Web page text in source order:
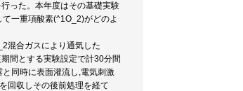
った。本年度はその基礎実験
一重項酸素(^1O_2)がどのよ
混合ガスにより通気した
間とする実験設定で計30分間
同時に表面灌流し,電気刺激
回収しその後前処理を経て